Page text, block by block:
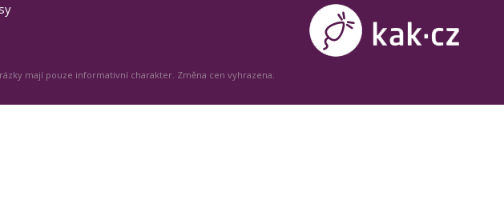
mají pouze informativní charakter. Změna cen vyhrazena.